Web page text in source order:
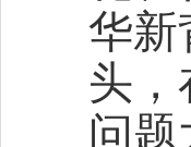
华新
头，
问